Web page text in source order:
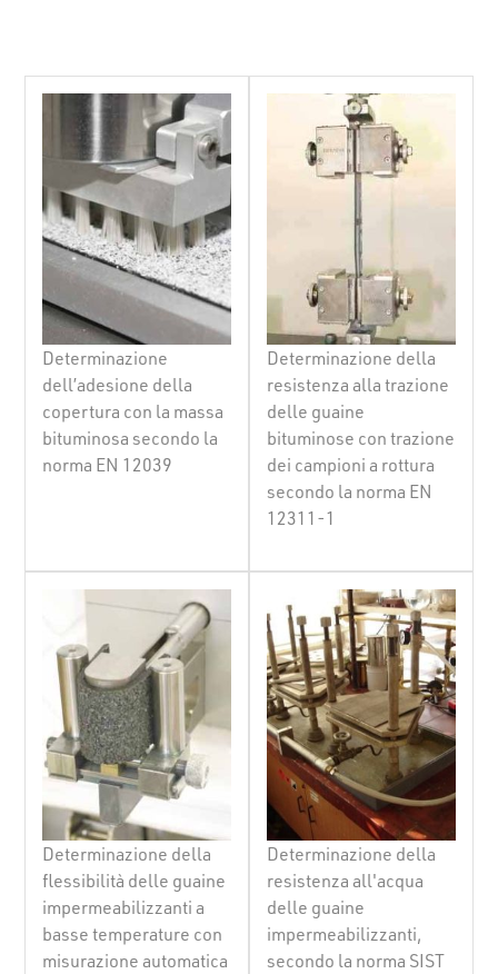
Determinazione
dell’adesione della
copertura con la massa
bituminosa secondo la
norma EN 12039
Determinazione della
resistenza alla trazione
delle guaine
bituminose con trazione
dei campioni a rottura
secondo la norma EN
12311-1
Determinazione della
flessibilità delle guaine
impermeabilizzanti a
basse temperature con
misurazione automatica
Determinazione della
resistenza all'acqua
delle guaine
impermeabilizzanti,
secondo la norma SIST